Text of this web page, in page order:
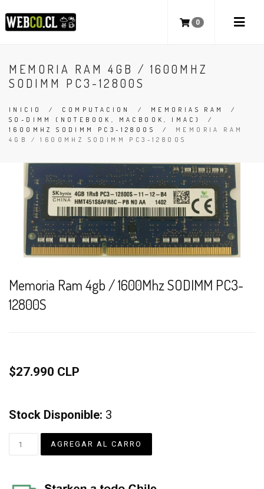
0
MEMORIA RAM 4GB / 1600MHZ
SODIMM PC3-12800S
INICIO / COMPUTACION / MEMORIAS RAM
/
SO-DIMM (NOTEBOOK, MACBOOK, IMAC)
/
1600MHZ SODIMM PC3-12800S
/ MEMORIA RAM
4GB / 1600MHZ SODIMM PC3-12800S
Memoria Ram 4gb / 1600Mhz SODIMM PC3-
12800S
$27.990 CLP
Stock Disponible: 3